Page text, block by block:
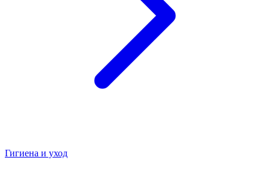
Гигиена и уход